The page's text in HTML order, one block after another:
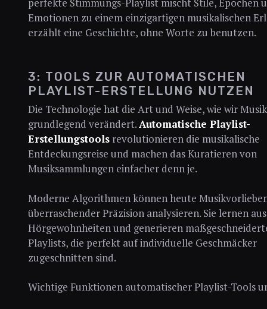
perfekte Stimmungs-Playlist mischt Stile, Epochen
Emotionen zu einem einzigartigen musikalischen
erzählt eine Geschichte, ohne Worte zu benutzen.
3: TOOLS ZUR AUTOMATISCHEN
PLAYLIST-ERSTELLUNG NUTZEN
Die Technologie hat die Art und Weise, wie wir
grundlegend verändert.Automatische Playlist-
Erstellungstoolsrevolutionieren die musikalische
Entdeckungsreise und machen das Kuratieren von
Musiksammlungen einfacher denn je.
Moderne Algorithmen können heute
überraschender Präzision analysieren. Sie lernen aus
Hörgewohnheiten und generieren
Playlists, die perfekt auf individuelle Geschmäcker
zugeschnitten sind.
Wichtige Funktionen automatischer Playlist-Tools